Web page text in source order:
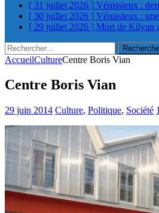
[ 31 juillet 2026 ] Vénissieux :
[ 30 juillet 2026 ] Vénissieux :
[ 29 juillet 2026 ] Mort de Kilyan
Rechercher :
AccueilCultureCentre Boris Vian
Centre Boris Vian
29 juin 2014 Culture, Politique, Société 1